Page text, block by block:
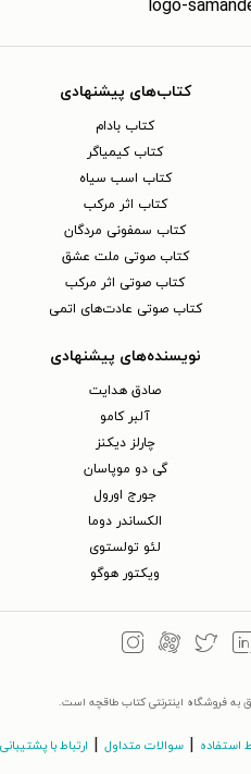
کتاب‌های پیشنهادی
کتاب بادام
کتاب کیمیاگر
کتاب اسب سیاه
کتاب اثر مرکب
کتاب سمفونی مردگان
کتاب صوتی ملت عشق
کتاب صوتی اثر مرکب
کتاب صوتی عادت‌های اتمی
نویسنده‌های پیشنهادی
صادق هدایت
آلبر کامو
چارلز دیکنز
گی دو موپاسان
جورج اورول
الکساندر دوما
لئو تولستوی
ویکتور هوگو
فروشگاه اینترنتی کتاب طاقچه است.
استفاده سوالات متداول ارتباط با پشتیبانی